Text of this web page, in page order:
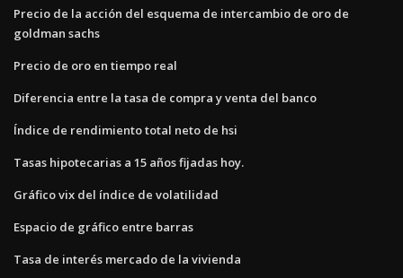
Precio de la acción del esquema de intercambio de oro de
goldman sachs
Precio de oro en tiempo real
Diferencia entre la tasa de compra y venta del banco
Índice de rendimiento total neto de hsi
Tasas hipotecarias a 15 años fijadas hoy.
Gráfico vix del índice de volatilidad
Espacio de gráfico entre barras
Tasa de interés mercado de la vivienda